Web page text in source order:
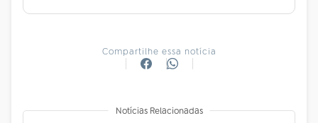
Compartilhe essa notícia
Notícias Relacionadas